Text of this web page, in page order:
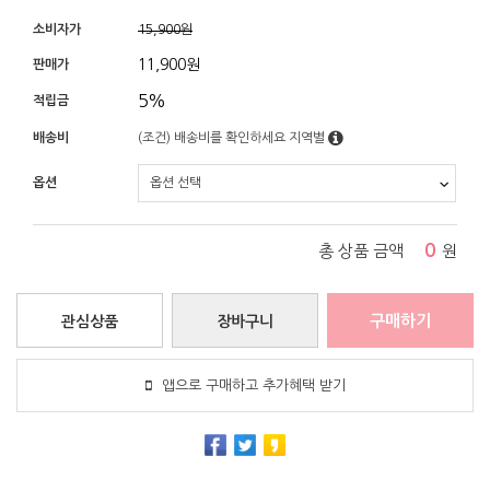
소비자가 15,900원
판매가 11,900원
적립금 5%
배송비 (조건) 배송비를 확인하세요 지역별
옵션
총 상품 금액 0 원
장바구니
관심상품 구매하기
앱으로 구매하고 추가혜택 받기